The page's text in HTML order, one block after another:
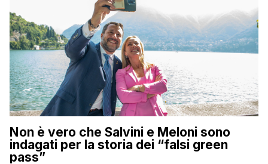
Non è vero che Salvini e Meloni sono
indagati per la storia dei “falsi green
pass”